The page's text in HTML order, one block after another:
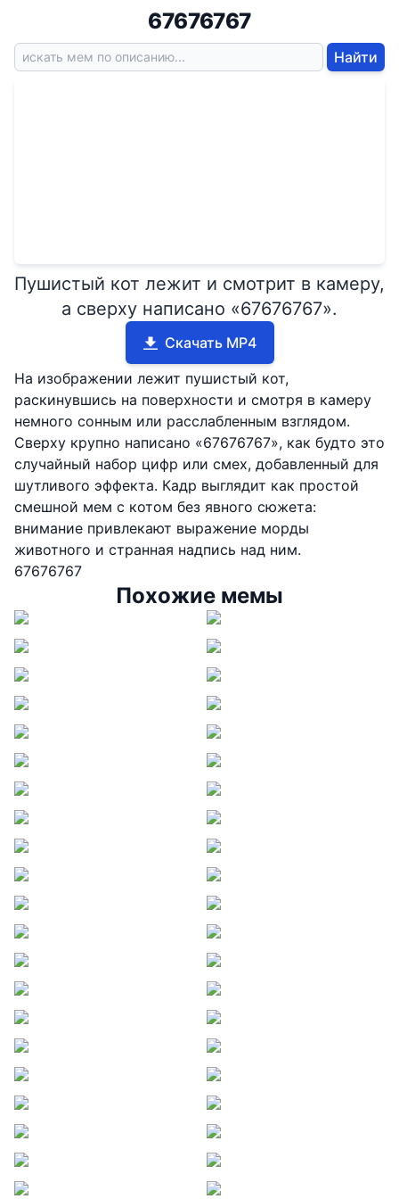
67676767
Найти
Пушистый кот лежит и смотрит в камеру,
а сверху написано «67676767».
Скачать MP4
На изображении лежит пушистый кот,
раскинувшись на поверхности и смотря в камеру
немного сонным или расслабленным взглядом.
Сверху крупно написано «67676767», как будто это
случайный набор цифр или смех, добавленный для
шутливого эффекта. Кадр выглядит как простой
смешной мем с котом без явного сюжета:
внимание привлекают выражение морды
животного и странная надпись над ним.
67676767
Похожие мемы